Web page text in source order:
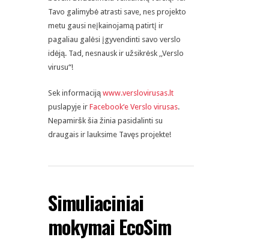
Tavo galimybė atrasti save, nes projekto
metu gausi neįkainojamą patirtį ir
pagaliau galėsi įgyvendinti savo verslo
idėją. Tad, nesnausk ir užsikrėsk ,,Verslo
virusu“!
Sek informaciją www.verslovirusas.lt
puslapyje ir Facebook‘e Verslo virusas.
Nepamiršk šia žinia pasidalinti su
draugais ir lauksime Tavęs projekte!
Simuliaciniai
mokymai EcoSim